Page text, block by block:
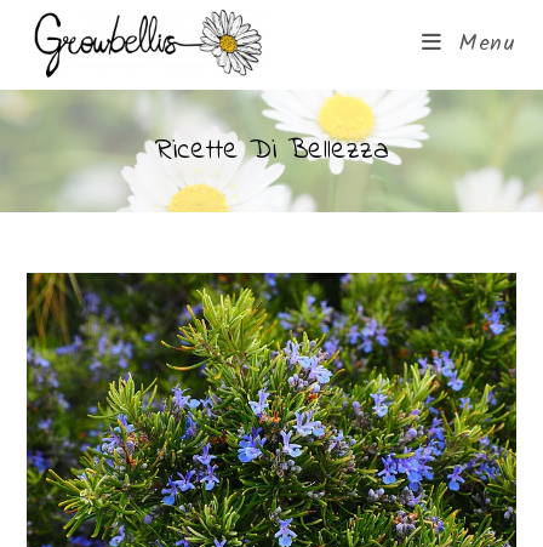
Menu
Ricette Di Bellezza